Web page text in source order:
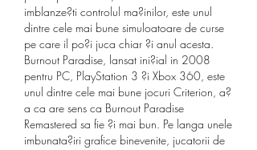
imblanze?ti controlul ma?inilor, este unul
dintre cele mai bune simuloatoare de curse
pe care il po?i juca chiar ?i anul acesta.
Burnout Paradise, lansat ini?ial in 2008
pentru PC, PlayStation 3 ?i Xbox 360, este
unul dintre cele mai bune jocuri Criterion, a?
a ca are sens ca Burnout Paradise
Remastered sa fie ?i mai bun. Pe langa unele
imbunata?iri grafice binevenite, jucatorii de